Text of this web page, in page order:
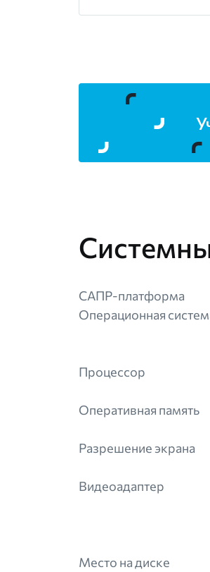
САПР-платформа
Операционная
Процессор
Оперативная память
Разрешение экрана
Видеоадаптер
Место на диске